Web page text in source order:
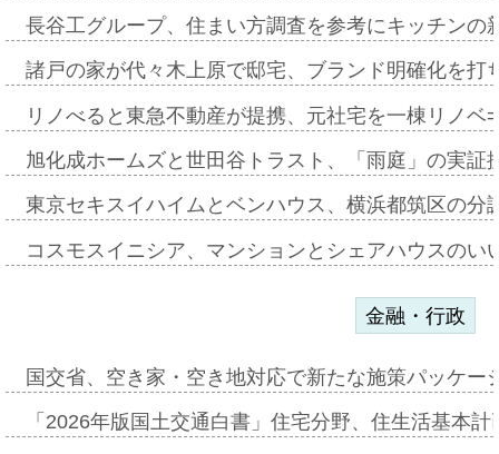
長谷工グループ、住まい方調査を参考にキッチン
諸戸の家が代々木上原で邸宅、ブランド明確化を
リノべると東急不動産が提携、元社宅を一棟リノ
旭化成ホームズと世田谷トラスト、「雨庭」の実
東京セキスイハイムとベンハウス、横浜都筑区の
コスモスイニシア、マンションとシェアハウスの
金融・行政
国交省、空き家・空き地対応で新たな施策パッケ
「2026年版国土交通白書」住宅分野、住生活基本